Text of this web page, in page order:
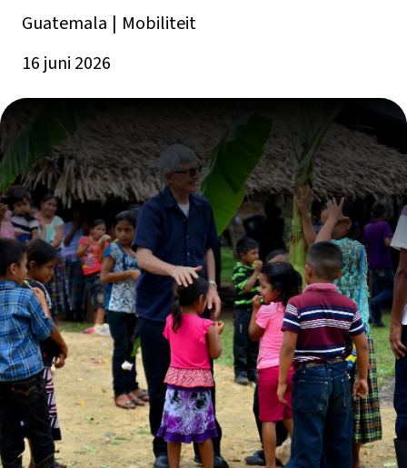
Guatemala | Mobiliteit
16 juni 2026